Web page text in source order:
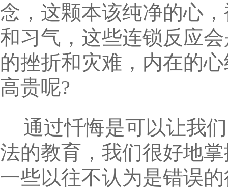
念，这颗本该纯净的心
和习气，这些连锁反应
的挫折和灾难，内在的
高贵呢?
通过忏悔是可以让我
法的教育，我们很好地
一些以往不认为是错误